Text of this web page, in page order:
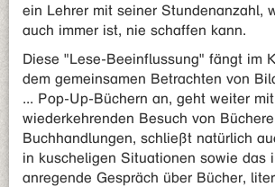
ein Lehrer mit seiner Stundenanzahl,
auch immer ist, nie schaffen kann.
Diese "Lese-Beeinflussung" fängt im
dem gemeinsamen Betrachten von
... Pop-Up-Büchern an, geht weiter
wiederkehrenden Besuch von
Buchhandlungen, schließt natürlich
in kuscheligen Situationen sowie das
anregende Gespräch über Bücher,